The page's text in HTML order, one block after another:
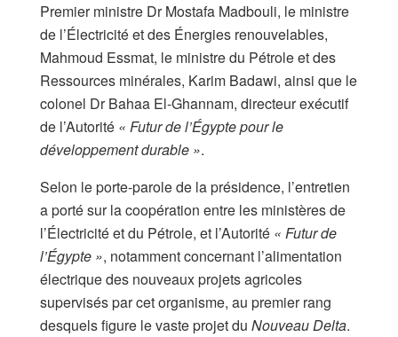
Premier ministre Dr Mostafa Madbouli, le ministre
de l’Électricité et des Énergies renouvelables,
Mahmoud Essmat, le ministre du Pétrole et des
Ressources minérales, Karim Badawi, ainsi que le
colonel Dr Bahaa El-Ghannam, directeur exécutif
de l’Autorité « Futur de l’Égypte pour le
développement durable ».
Selon le porte-parole de la présidence, l’entretien
a porté sur la coopération entre les ministères de
l’Électricité et du Pétrole, et l’Autorité « Futur de
l’Égypte », notamment concernant l’alimentation
électrique des nouveaux projets agricoles
supervisés par cet organisme, au premier rang
desquels figure le vaste projet du Nouveau Delta.